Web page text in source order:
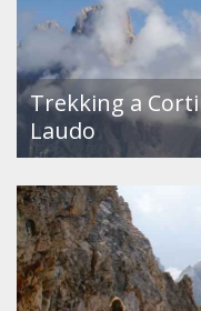
Trekking a
Laudo